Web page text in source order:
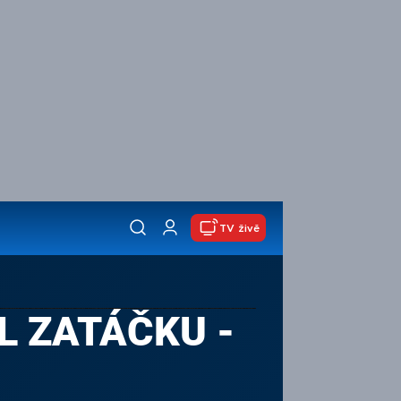
TV živě
ZATÁČKU -